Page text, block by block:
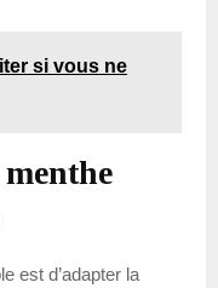
si vous ne
est d’adapter la